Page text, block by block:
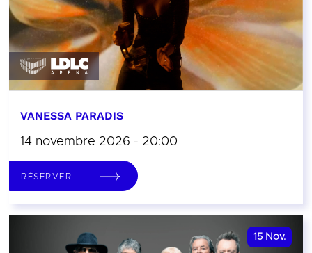
VANESSA PARADIS
14 novembre 2026 - 20:00
RÉSERVER
15 Nov.